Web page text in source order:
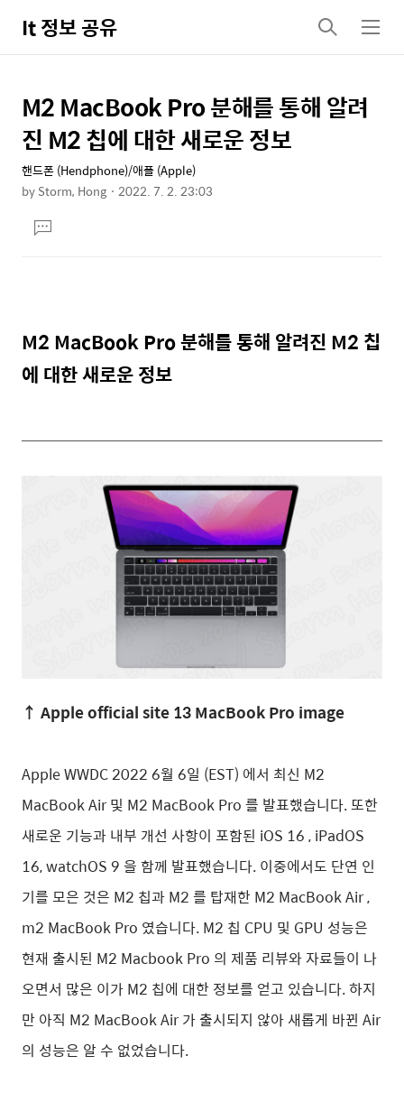
It 정보 공유
검
색
메
뉴
상
세
컨
텐
본
문
제
목
M2 MacBook Pro 분해를 통해 알려
진 M2 칩에 대한 새로운 정보
핸드폰 (Hendphone)/애플 (Apple)
byStorm, Hong 2022. 7. 2. 23:03
문댓
글
M2 MacBook Pro 분해를 통해 알려진 M2 칩
에 대한 새로운 정보
↑ Apple official site 13 MacBook Pro image
Apple WWDC 2022 6월 6일 (EST) 에서 최신 M2
MacBook Air 및 M2 MacBook Pro 를 발표했습니다. 또한
새로운 기능과 내부 개선 사항이 포함된 iOS 16 , iPadOS
16, watchOS 9 을 함께 발표했습니다. 이중에서도 단연 인
기를 모은 것은 M2 칩과 M2 를 탑재한 M2 MacBook Air ,
m2 MacBook Pro 였습니다. M2 칩 CPU 및 GPU 성능은
현재 출시된 M2 Macbook Pro 의 제품 리뷰와 자료들이 나
오면서 많은 이가 M2 칩에 대한 정보를 얻고 있습니다. 하지
만 아직 M2 MacBook Air 가 출시되지 않아 새롭게 바뀐 Air
의 성능은 알 수 없었습니다.